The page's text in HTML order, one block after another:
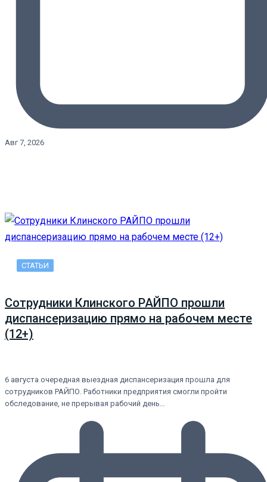
Авг 7, 2026
СТАТЬИ
Сотрудники Клинского РАЙПО прошли
диспансеризацию прямо на рабочем месте
(12+)
6 августа очередная выездная диспансеризация прошла для
сотрудников РАЙПО. Работники предприятия смогли пройти
обследование, не прерывая рабочий день…